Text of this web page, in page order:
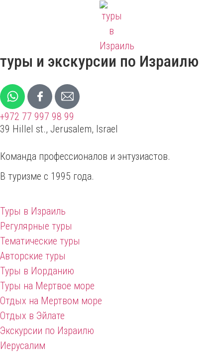
туры и экскурсии по Израилю
+972 77 997 98 99
39 Hillel st., Jerusalem, Israel
Команда профессионалов и энтузиастов.
В туризме с 1995 года.
Туры в Израиль
Регулярные туры
Тематические туры
Авторские туры
Туры в Иорданию
Туры на Мертвое море
Отдых на Мертвом море
Отдых в Эйлате
Экскурсии по Израилю
Иерусалим